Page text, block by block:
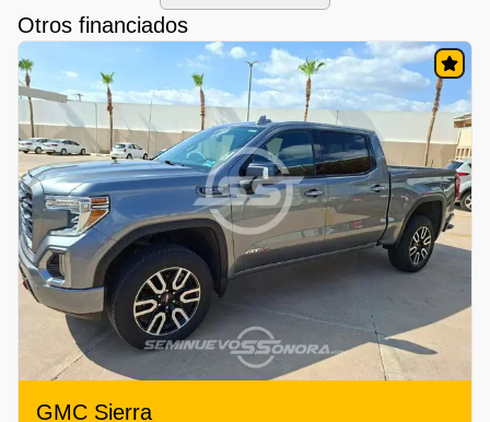
Otros financiados
GMC Sierra